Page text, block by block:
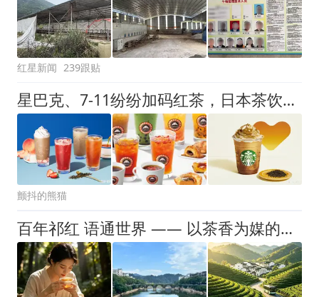
红星新闻 239跟贴
星巴克、7‑11纷纷加码红茶，日本茶饮市场正在大变天
颤抖的熊猫
百年祁红 语通世界 —— 以茶香为媒的无国界文明对话